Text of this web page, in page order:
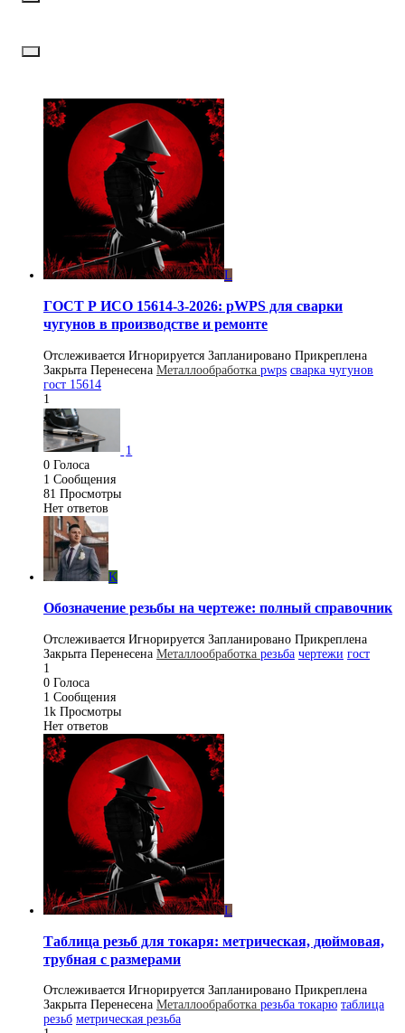
L
ГОСТ Р ИСО 15614-3-2026: pWPS для сварки
чугунов в производстве и ремонте
Отслеживается Игнорируется Запланировано Прикреплена
Закрыта Перенесена Металлообработка pwps сварка чугунов
гост 15614
1
1
0 Голоса
1 Сообщения
81 Просмотры
Нет ответов
K
Обозначение резьбы на чертеже: полный справочник
Отслеживается Игнорируется Запланировано Прикреплена
Закрыта Перенесена Металлообработка резьба чертежи гост
1
0 Голоса
1 Сообщения
1k Просмотры
Нет ответов
L
Таблица резьб для токаря: метрическая, дюймовая,
трубная с размерами
Отслеживается Игнорируется Запланировано Прикреплена
Закрыта Перенесена Металлообработка резьба токарю таблица
резьб метрическая резьба